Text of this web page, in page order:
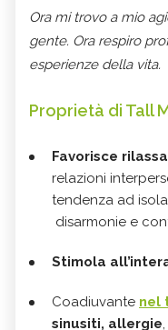
Ora mi trovo a mio
gente. Ora respiro
esperienze della vita.
Proprietà di Tall
Favorisce
relazioni
tendenza ad
disarmonie e
Stimola
Coadiuvante nel
sinusiti, allergie